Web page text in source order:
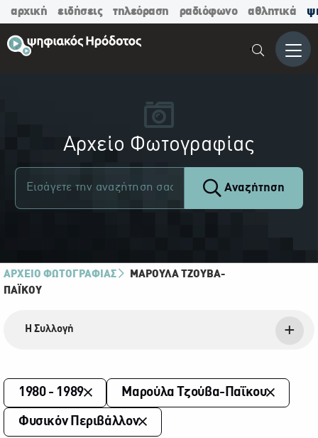
αρχική ειδήσεις τηλεόραση ραδιόφωνο αθλητικά
Μενού
Αρχείο Φωτογραφίας
Αναζήτηση
ΑΡΧΕΙΟ ΦΩΤΟΓΡΑΦΙΑΣ
ΜΑΡΟΎΛΑ ΤΖΟΎΒΑ-
ΠΑΪ́ΚΟΥ
Η Συλλογή
1980 - 1989 Μαρούλα Τζούβα-Παΐκου
Φυσικόν Περιβάλλον